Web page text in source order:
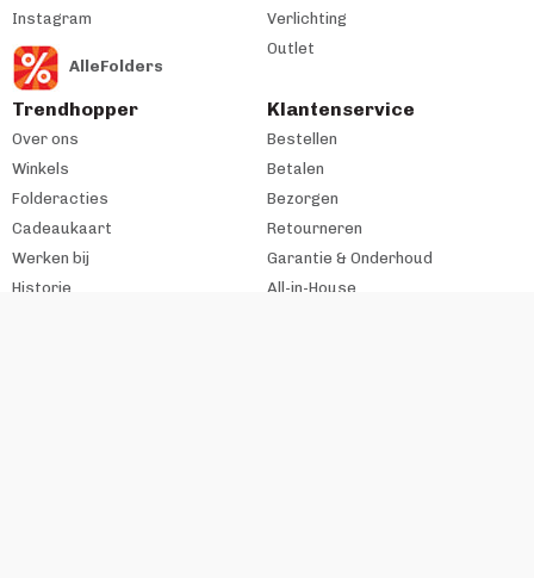
Instagram
AlleFolders
Verlichting
Outlet
Trendhopper
Over ons
Winkels
Folderacties
Cadeaukaart
Werken bij
Historie
Klantenservice
Bestellen
Betalen
Bezorgen
Retourneren
Garantie & Onderhoud
All-in-House